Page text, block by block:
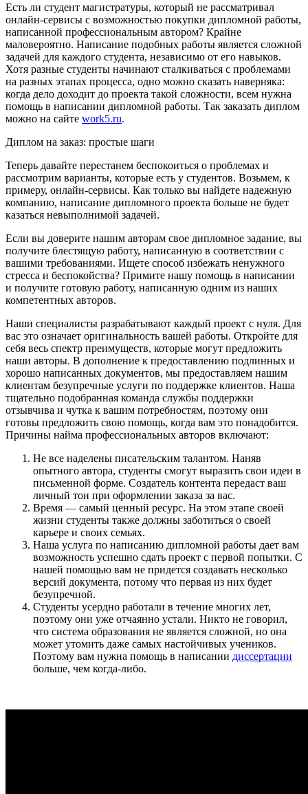
Есть ли студент магистратуры, который не рассматривал
онлайн-сервисы с возможностью покупки дипломной работы,
написанной профессиональным автором? Крайне
маловероятно. Написание подобных работы является сложной
задачей для каждого студента, независимо от его навыков.
Хотя разные студенты начинают сталкиваться с проблемами
на разных этапах процесса, одно можно сказать наверняка:
когда дело доходит до проекта такой сложности, всем нужна
помощь в написании дипломной работы. Так заказать диплом
можно на сайте work5.ru.
Диплом на заказ: простые шаги
Теперь давайте перестанем беспокоиться о проблемах и
рассмотрим варианты, которые есть у студентов. Возьмем, к
примеру, онлайн-сервисы. Как только вы найдете надежную
компанию, написание дипломного проекта больше не будет
казаться невыполнимой задачей.
Если вы доверите нашим авторам свое дипломное задание, вы
получите блестящую работу, написанную в соответствии с
вашими требованиями. Ищете способ избежать ненужного
стресса и беспокойства? Примите нашу помощь в написании
и получите готовую работу, написанную одним из наших
компетентных авторов.
Наши специалисты разрабатывают каждый проект с нуля. Для
вас это означает оригинальность вашей работы. Откройте для
себя весь спектр преимуществ, которые могут предложить
наши авторы. В дополнение к предоставлению подлинных и
хорошо написанных документов, мы предоставляем нашим
клиентам безупречные услуги по поддержке клиентов. Наша
тщательно подобранная команда службы поддержки
отзывчива и чутка к вашим потребностям, поэтому они
готовы предложить свою помощь, когда вам это понадобится.
Причины найма профессиональных авторов включают:
Не все наделены писательским талантом. Наняв
опытного автора, студенты смогут выразить свои идеи в
письменной форме. Создатель контента передаст ваш
личный тон при оформлении заказа за вас.
Время — самый ценный ресурс. На этом этапе своей
жизни студенты также должны заботиться о своей
карьере и своих семьях.
Наша услуга по написанию дипломной работы дает вам
возможность успешно сдать проект с первой попытки. С
нашей помощью вам не придется создавать несколько
версий документа, потому что первая из них будет
безупречной.
Студенты усердно работали в течение многих лет,
поэтому они уже отчаянно устали. Никто не говорил,
что система образования не является сложной, но она
может утомить даже самых настойчивых учеников.
Поэтому вам нужна помощь в написании диссертации
больше, чем когда-либо.